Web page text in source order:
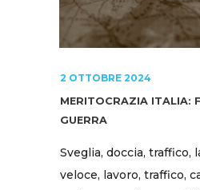
2 OTTOBRE 2024
MERITOCRAZIA ITALIA:
GUERRA
Sveglia, doccia, traffico,
veloce, lavoro, traffico,